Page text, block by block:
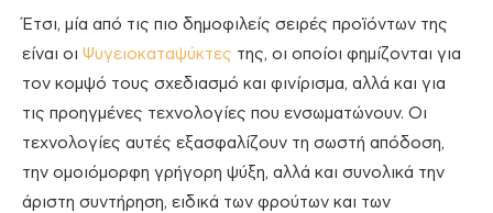
Έτσι, μία από τις πιο δημοφιλείς σειρές προϊόντων της
είναι οι Ψυγειοκαταψύκτες της, οι οποίοι φημίζονται για
τον κομψό τους σχεδιασμό και φινίρισμα, αλλά και για
τις προηγμένες τεχνολογίες που ενσωματώνουν. Οι
τεχνολογίες αυτές εξασφαλίζουν τη σωστή απόδοση,
την ομοιόμορφη γρήγορη ψύξη, αλλά και συνολικά την
άριστη συντήρηση, ειδικά των φρούτων και των